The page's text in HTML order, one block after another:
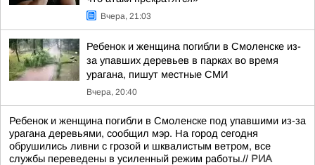
Вчера, 21:03
Ребенок и женщина погибли в Смоленске из-
за упавших деревьев в парках во время
урагана, пишут местные СМИ
Вчера, 20:40
Ребенок и женщина погибли в Смоленске под упавшими из-за
урагана деревьями, сообщил мэр. На город сегодня
обрушились ливни с грозой и шквалистым ветром, все
службы переведены в усиленный режим работы.// РИА